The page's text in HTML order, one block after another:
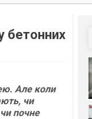
бетонних
Але коли
чи
почне